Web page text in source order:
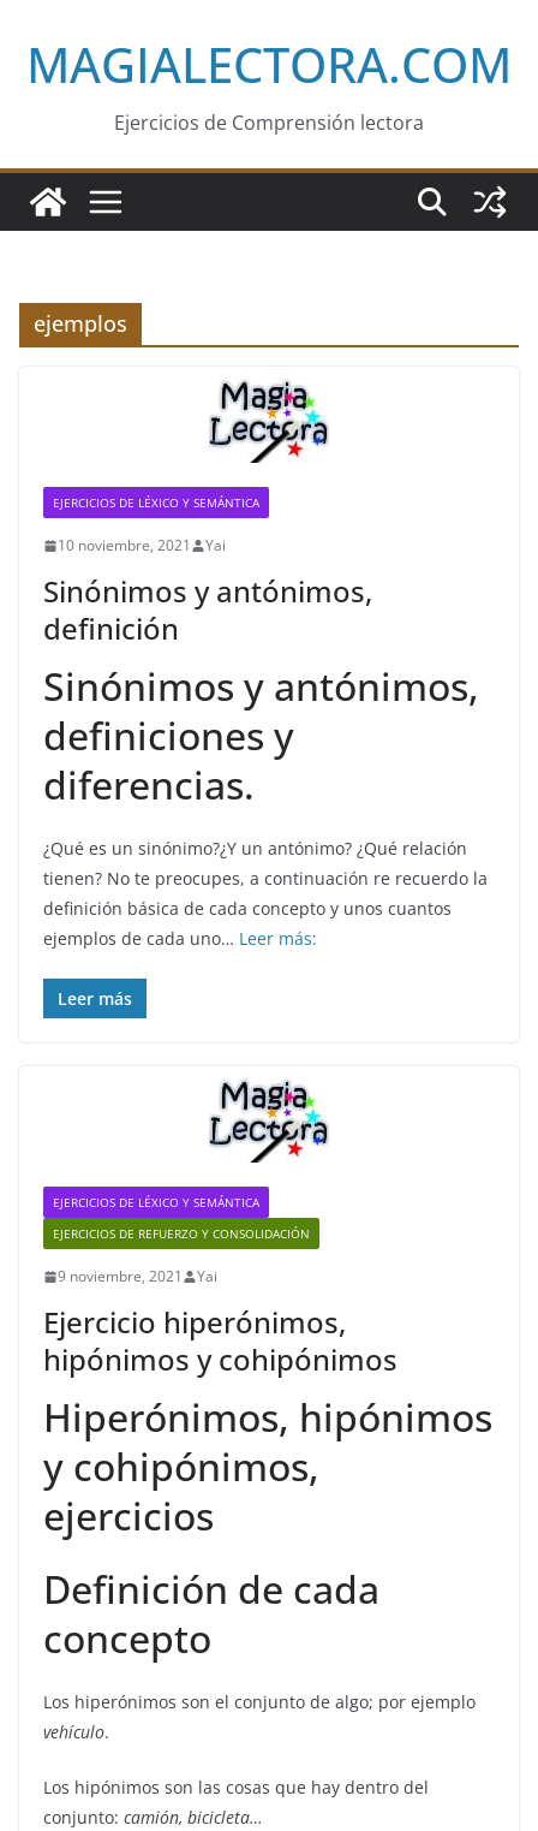
contenido
MAGIALECTORA.COM
Ejercicios de Comprensión lectora
ejemplos
EJERCICIOS DE LÉXICO Y SEMÁNTICA
10 noviembre, 2021 Yai
Sinónimos y antónimos,
definición
Sinónimos y antónimos,
definiciones y
diferencias.
¿Qué es un sinónimo?¿Y un antónimo? ¿Qué relación
tienen? No te preocupes, a continuación re recuerdo la
definición básica de cada concepto y unos cuantos
ejemplos de cada uno… Leer más:
Leer más
EJERCICIOS DE LÉXICO Y SEMÁNTICA
EJERCICIOS DE REFUERZO Y CONSOLIDACIÓN
9 noviembre, 2021 Yai
Ejercicio hiperónimos,
hipónimos y cohipónimos
Hiperónimos, hipónimos
y cohipónimos,
ejercicios
Definición de cada
concepto
Los hiperónimos son el conjunto de algo; por ejemplo
vehículo.
Los hipónimos son las cosas que hay dentro del
conjunto: camión, bicicleta…